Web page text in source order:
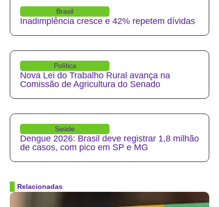
Brasil
Inadimplência cresce e 42% repetem dívidas
Política
Nova Lei do Trabalho Rural avança na
Comissão de Agricultura do Senado
Saúde
Dengue 2026: Brasil deve registrar 1,8 milhão
de casos, com pico em SP e MG
Relacionadas